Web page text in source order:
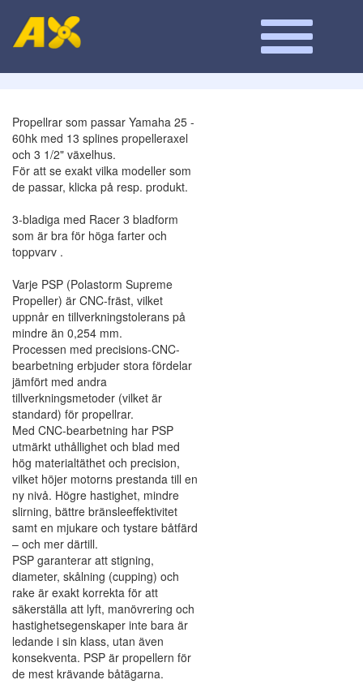
Propellrar som passar Yamaha 25 -
60hk med 13 splines propelleraxel
och 3 1/2" växelhus.
För att se exakt vilka modeller som
de passar, klicka på resp. produkt.
3-bladiga med Racer 3 bladform
som är bra för höga farter och
toppvarv .
Varje PSP (Polastorm Supreme
Propeller) är CNC-fräst, vilket
uppnår en tillverkningstolerans på
mindre än 0,254 mm.
Processen med precisions-CNC-
bearbetning erbjuder stora fördelar
jämfört med andra
tillverkningsmetoder (vilket är
standard) för propellrar.
Med CNC-bearbetning har PSP
utmärkt uthållighet och blad med
hög materialtäthet och precision,
vilket höjer motorns prestanda till en
ny nivå. Högre hastighet, mindre
slirning, bättre bränsleeffektivitet
samt en mjukare och tystare båtfärd
– och mer därtill.
PSP garanterar att stigning,
diameter, skålning (cupping) och
rake är exakt korrekta för att
säkerställa att lyft, manövrering och
hastighetsegenskaper inte bara är
ledande i sin klass, utan även
konsekventa. PSP är propellern för
de mest krävande båtägarna.